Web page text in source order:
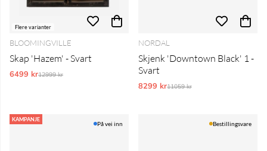
Flere varianter
BLOOMINGVILLE
Skap 'Hazem' - Svart
6499 krVanlig pris:
12999 kr
NORDAL
Skjenk 'Downtown Black' 1 -
Svart
8299 krVanlig pris:
11059 kr
KAMPANJE
På vei inn Bestillingsvare